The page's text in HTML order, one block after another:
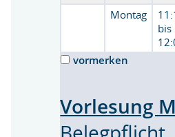
Montag
bis
vormerken
Vorlesung